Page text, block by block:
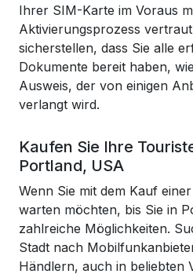
Ihrer SIM-Karte im Voraus
Aktivierungsprozess
sicherstellen, dass Sie alle
Dokumente bereit haben,
Ausweis, der von einigen
verlangt wird.
Kaufen Sie Ihre
Portland, USA
Wenn Sie mit dem Kauf
warten möchten, bis Sie in
zahlreiche Möglichkeiten.
Stadt nach
Händlern, auch in beliebten